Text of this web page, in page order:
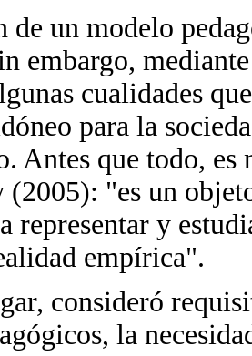
un modelo
embargo,
cualidades
para la
Antes que todo,
(2005): "es un
representar y
empírica".
consideró
la